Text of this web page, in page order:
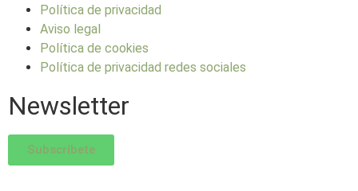
Política de privacidad
Aviso legal
Política de cookies
Política de privacidad redes sociales
Newsletter
Subscríbete